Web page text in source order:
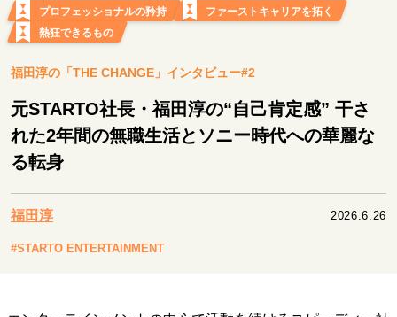
運命を変えた出会い 決断の裏側
挫折からの再起
未知への挑戦
キャリア・働き方
セカンドキャリアの描き方
大人の学び直し
夢を掴む選択
トップが描く未来
プロフェッショナルの矜持
ファーストキャリアを拓く
熱狂できるもの
福田淳の「THE CHANGE」インタビュー#2
元STARTO社長・福田淳の“自己肯定感” 干さ
れた2年間の無職生活とソニー時代への華麗な
る転身
福田淳 2026.6.26
#STARTO ENTERTAINMENT